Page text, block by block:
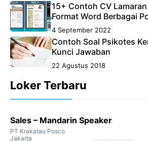
15+ Contoh CV Lamaran
Format Word Berbagai
4 September 2022
Contoh Soal Psikotes
Kunci Jawaban
22 Agustus 2018
Loker Terbaru
Sales – Mandarin Speaker
PT Krakatau Posco
Jakarta